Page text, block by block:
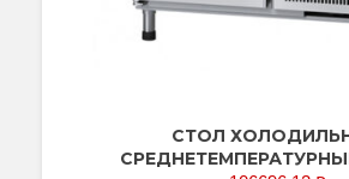
СТОЛ